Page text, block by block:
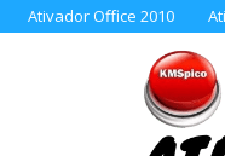
Ativador Office 2010